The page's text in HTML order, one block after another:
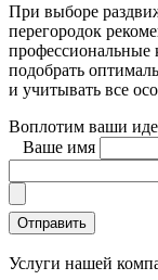
При выборе
перегородок
профессиональные
подобрать
и учитывать все
Воплотим ваши
Ваше имя
Отправить
Услуги нашей